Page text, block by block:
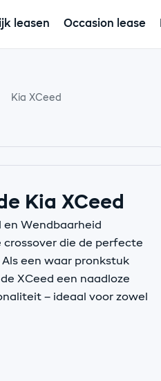
leasen Occasion lease
Kia XCeed
Kia XCeed
en Wendbaarheid
crossover die de perfecte
een waar pronkstuk
XCeed een naadloze
– ideaal voor zowel